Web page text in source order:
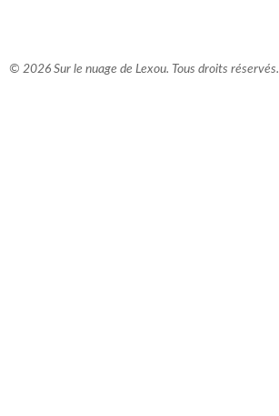
© 2026 Sur le nuage de Lexou. Tous droits réservés.